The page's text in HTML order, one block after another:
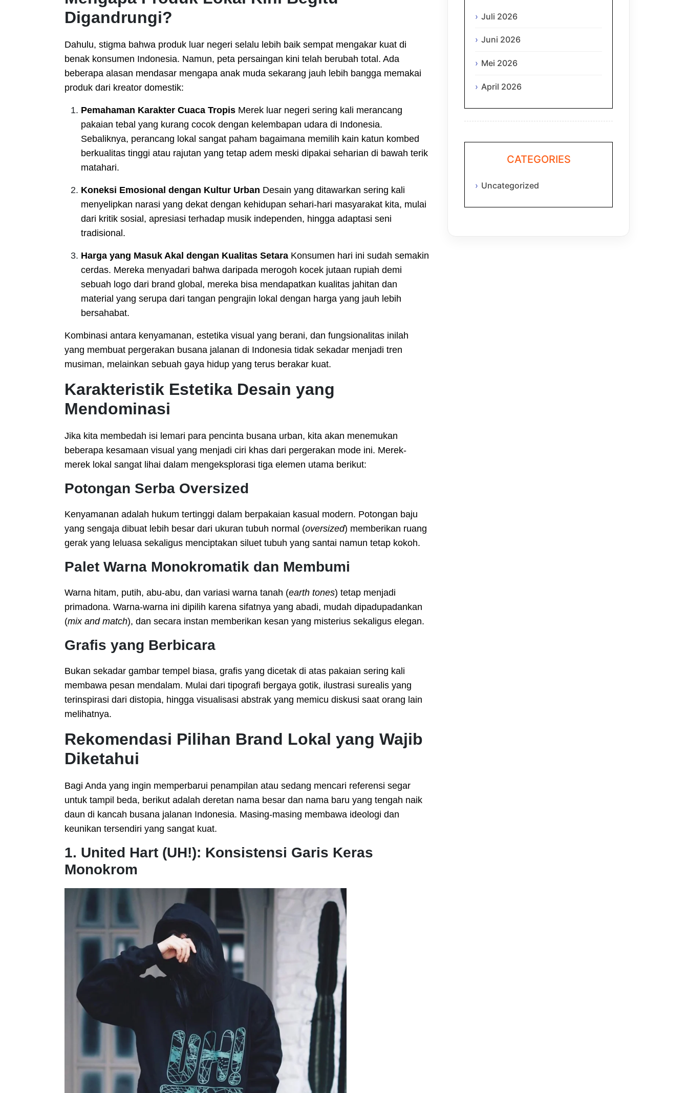
Digandrungi?
Dahulu, stigma bahwa produk luar negeri selalu lebih baik sempat mengakar kuat di
benak konsumen Indonesia. Namun, peta persaingan kini telah berubah total. Ada
beberapa alasan mendasar mengapa anak muda sekarang jauh lebih bangga memakai
produk dari kreator domestik:
Pemahaman Karakter Cuaca Tropis Merek luar negeri sering kali merancang
pakaian tebal yang kurang cocok dengan kelembapan udara di Indonesia.
Sebaliknya, perancang lokal sangat paham bagaimana memilih kain katun kombed
berkualitas tinggi atau rajutan yang tetap adem meski dipakai seharian di bawah terik
matahari.
Koneksi Emosional dengan Kultur Urban Desain yang ditawarkan sering kali
menyelipkan narasi yang dekat dengan kehidupan sehari-hari masyarakat kita, mulai
dari kritik sosial, apresiasi terhadap musik independen, hingga adaptasi seni
tradisional.
Harga yang Masuk Akal dengan Kualitas Setara Konsumen hari ini sudah semakin
cerdas. Mereka menyadari bahwa daripada merogoh kocek jutaan rupiah demi
sebuah logo dari brand global, mereka bisa mendapatkan kualitas jahitan dan
material yang serupa dari tangan pengrajin lokal dengan harga yang jauh lebih
bersahabat.
Kombinasi antara kenyamanan, estetika visual yang berani, dan fungsionalitas inilah
yang membuat pergerakan busana jalanan di Indonesia tidak sekadar menjadi tren
musiman, melainkan sebuah gaya hidup yang terus berakar kuat.
Karakteristik Estetika Desain yang
Mendominasi
Jika kita membedah isi lemari para pencinta busana urban, kita akan menemukan
beberapa kesamaan visual yang menjadi ciri khas dari pergerakan mode ini. Merek-
merek lokal sangat lihai dalam mengeksplorasi tiga elemen utama berikut:
Potongan Serba Oversized
Kenyamanan adalah hukum tertinggi dalam berpakaian kasual modern. Potongan baju
yang sengaja dibuat lebih besar dari ukuran tubuh normal (oversized) memberikan ruang
gerak yang leluasa sekaligus menciptakan siluet tubuh yang santai namun tetap kokoh.
Palet Warna Monokromatik dan Membumi
Warna hitam, putih, abu-abu, dan variasi warna tanah (earth tones) tetap menjadi
primadona. Warna-warna ini dipilih karena sifatnya yang abadi, mudah dipadupadankan
(mix and match), dan secara instan memberikan kesan yang misterius sekaligus elegan.
Grafis yang Berbicara
Bukan sekadar gambar tempel biasa, grafis yang dicetak di atas pakaian sering kali
membawa pesan mendalam. Mulai dari tipografi bergaya gotik, ilustrasi surealis yang
terinspirasi dari distopia, hingga visualisasi abstrak yang memicu diskusi saat orang lain
melihatnya.
Rekomendasi Pilihan Brand Lokal yang Wajib
Diketahui
Bagi Anda yang ingin memperbarui penampilan atau sedang mencari referensi segar
untuk tampil beda, berikut adalah deretan nama besar dan nama baru yang tengah naik
daun di kancah busana jalanan Indonesia. Masing-masing membawa ideologi dan
keunikan tersendiri yang sangat kuat.
1. United Hart (UH!): Konsistensi Garis Keras
Monokrom
Juli 2026
Juni 2026
Mei 2026
April 2026
CATEGORIES
Uncategorized